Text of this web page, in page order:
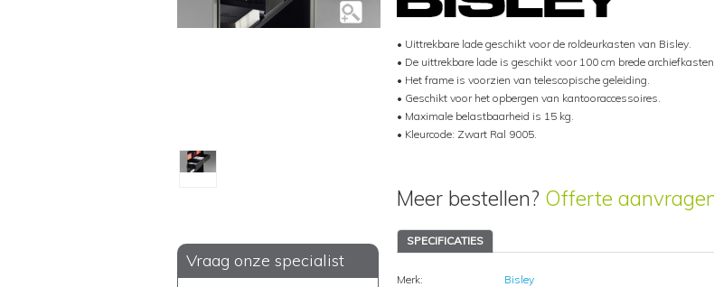
Vraag onze specialist
• Uittrekbare lade geschikt voor de roldeurkasten van Bisley.
• De uittrekbare lade is geschikt voor 100 cm brede
• Het frame is voorzien van telescopische geleiding.
• Geschikt voor het opbergen van kantooraccessoires.
• Maximale belastbaarheid is 15 kg.
• Kleurcode: Zwart Ral 9005.
Meer bestellen? Offerte
SPECIFICATIES
Merk:
Bisley